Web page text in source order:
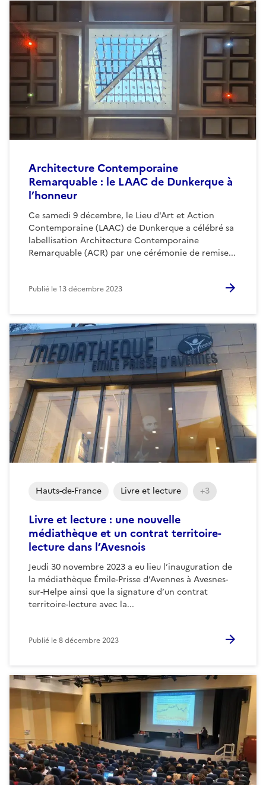
Architecture Contemporaine
Remarquable : le LAAC de Dunkerque à
l’honneur
Ce samedi 9 décembre, le Lieu d'Art et Action
Contemporaine (LAAC) de Dunkerque a célébré sa
labellisation Architecture Contemporaine
Remarquable (ACR) par une cérémonie de remise...
Publié le13 décembre 2023
Livre et lecture : une nouvelle
médiathèque et un contrat territoire-
lecture dans l’Avesnois
Jeudi 30 novembre 2023 a eu lieu l’inauguration de
la médiathèque Émile-Prisse d’Avennes à Avesnes-
sur-Helpe ainsi que la signature d’un contrat
territoire-lecture avec la...
Hauts-de-France Livre et lecture +3
Publié le8 décembre 2023